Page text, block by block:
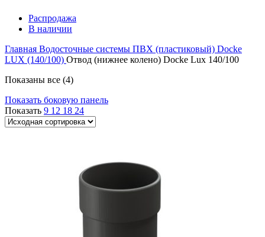
Распродажа
В наличии
Главная Водосточные системы ПВХ (пластиковый) Docke
LUX (140/100) Отвод (нижнее колено) Docke Lux 140/100
Показаны все (4)
Показать боковую панель
Показать 9 12 18 24